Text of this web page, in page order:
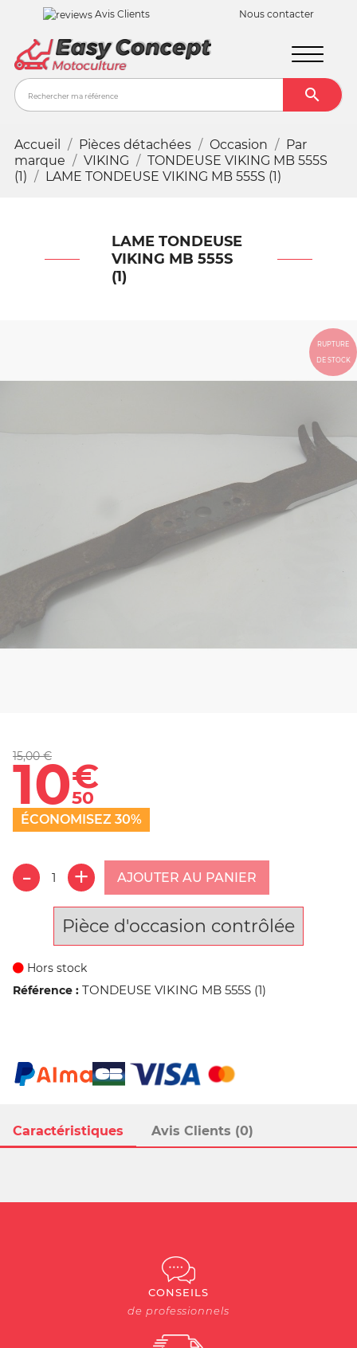
Avis Clients Nous contacter

Accueil Pièces détachées Occasion
Par
marque
VIKING
TONDEUSE VIKING MB 555S
(1)
LAME TONDEUSE VIKING MB 555S (1)
LAME TONDEUSE
VIKING MB 555S
(1)
RUPTURE
DE STOCK
Caractéristiques Avis Clients (0)
15,00 €
10€
50
ÉCONOMISEZ 30%
AJOUTER AU PANIER
Pièce d'occasion contrôlée
Hors stock
Référence : TONDEUSE VIKING MB 555S (1)
CONSEILS
de professionnels